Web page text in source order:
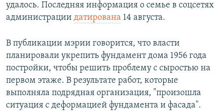
удалось. Последняя информация о семье в соцсетях
администрации датирована 14 августа.
В публикации мэрии говорится, что власти
планировали укрепить фундамент дома 1956 года
постройки, чтобы решить проблему с сыростью на
первом этаже. В результате работ, которые
выполняла подрядная организация, "произошла
ситуация с деформацией фундамента и фасада".